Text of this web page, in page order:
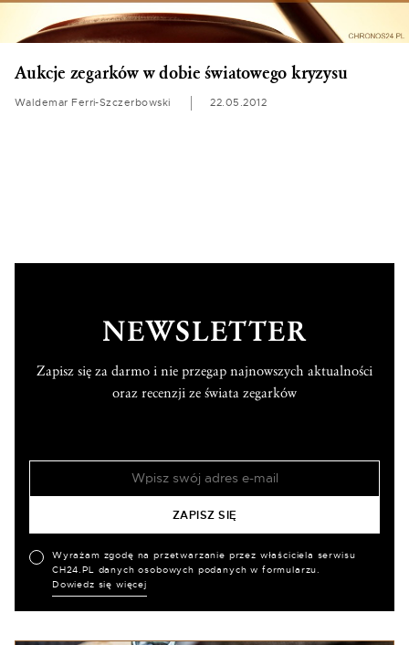
Aukcje zegarków w dobie światowego kryzysu
Waldemar Ferri-Szczerbowski 22.05.2012
NEWSLETTER
Zapisz się za darmo i nie przegap najnowszych aktualności
oraz recenzji ze świata zegarków
Wyrażam zgodę na przetwarzanie przez właściciela serwisu
CH24.PL danych osobowych podanych w formularzu.
Dowiedz się więcej